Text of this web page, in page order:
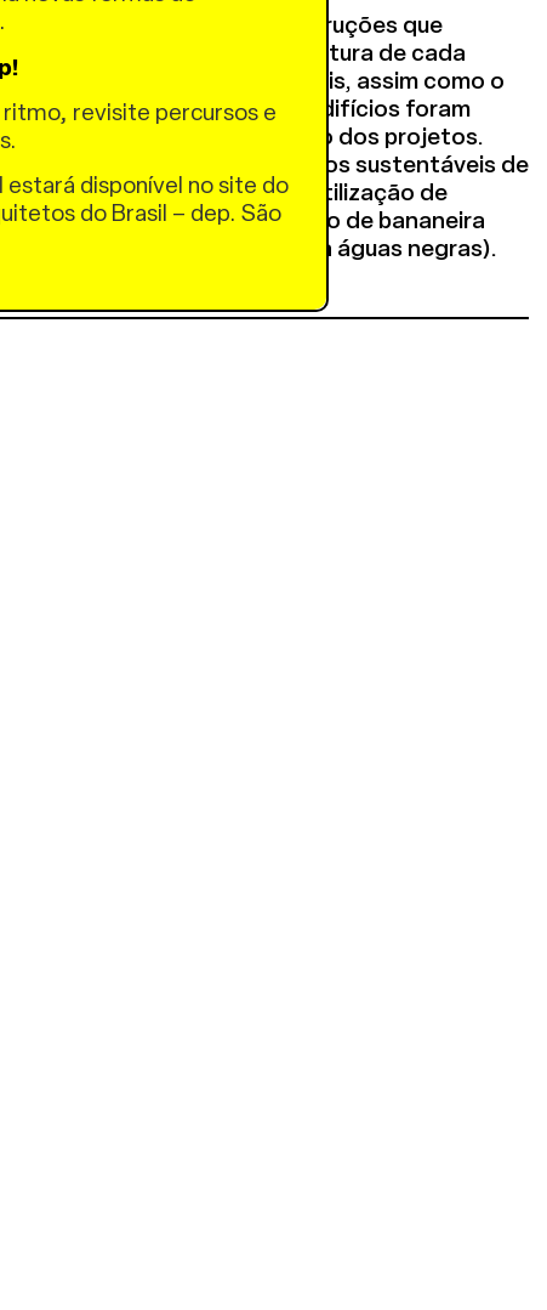
os projetos foi propor construções que
e respeitassem a cultura de cada
e materiais tradicionais, assim como o
e da manutenção dos edifícios foram
do desenvolvimento dos projetos.
sistemas construtivos sustentáveis de
e tiveram como premissa a utilização de
tratamento de esgoto (círculo de bananeira
de evapotranspiração para águas negras).
revisite percursos e
disponível no site do
do Brasil – dep. São